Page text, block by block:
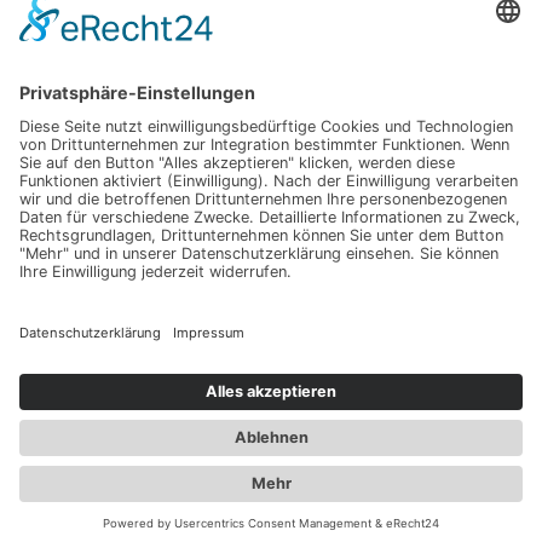
←ZURÜCK WEITER→
Übersicht
Empfehlungspartner
Erklärung zur Barrierefreiheit
Deutsche Fortbildungsakademie
Heilwesen®
Cookie-Einstellungen